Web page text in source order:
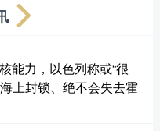
能力，以色列称或“很
上封锁、绝不会失去霍